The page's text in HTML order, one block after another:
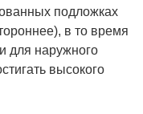
подложках
в то время
для наружного
высокого